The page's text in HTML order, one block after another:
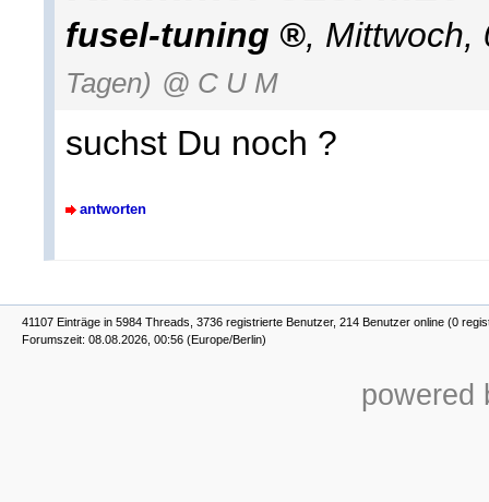
fusel-tuning , Mittwoch,
Tagen) @ C U M
suchst Du noch ?
antworten
41107 Einträge in 5984 Threads, 3736 registrierte Benutzer, 214 Benutzer online (0
Forumszeit: 08.08.2026, 00:56 (Europe/Berlin)
powered